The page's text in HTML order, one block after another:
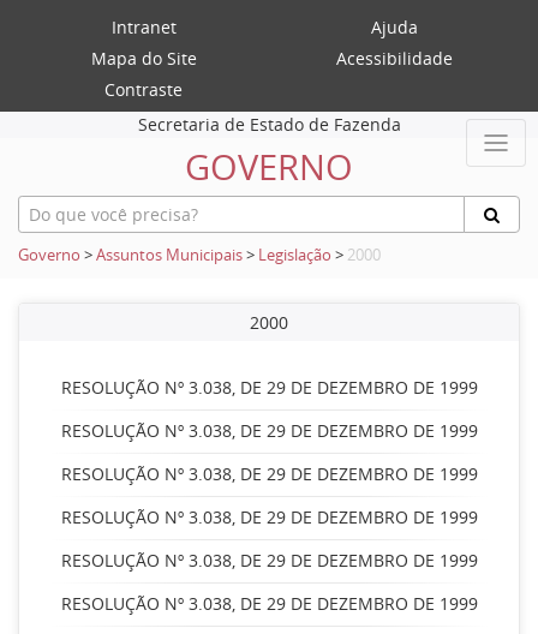
Intranet
Ajuda
Mapa do Site
Acessibilidade
Contraste
Secretaria de Estado de Fazenda
GOVERNO
Governo >Assuntos Municipais> Legislação > 2000
2000
RESOLUÇÃO Nº 3.038, DE 29 DE DEZEMBRO DE 1999
RESOLUÇÃO Nº 3.038, DE 29 DE DEZEMBRO DE 1999
RESOLUÇÃO Nº 3.038, DE 29 DE DEZEMBRO DE 1999
RESOLUÇÃO Nº 3.038, DE 29 DE DEZEMBRO DE 1999
RESOLUÇÃO Nº 3.038, DE 29 DE DEZEMBRO DE 1999
RESOLUÇÃO Nº 3.038, DE 29 DE DEZEMBRO DE 1999